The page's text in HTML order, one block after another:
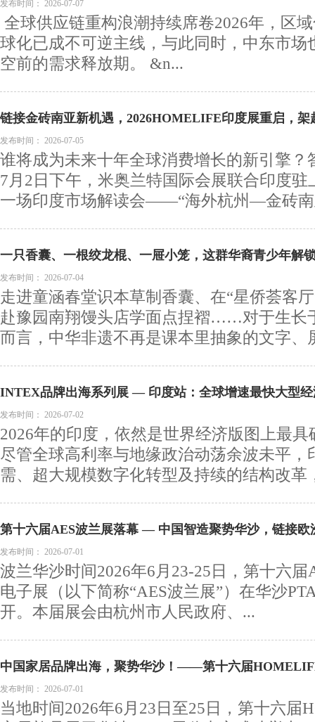
发布时间： 2026-07-07
全球供应链重构浪潮持续席卷2026年，区
球化已成不可逆主线，与此同时，中东市场
空前的需求释放期。 &n...
链接金砖南亚新机遇，2026HOMELIFE印度展重启，架
发布时间： 2026-07-05
谁将成为未来十年全球消费增长的新引擎？
7月2日下午，米奥兰特国际会展联合印度驻
一场印度市场解读会——“海外杭州—金砖南
一只香囊、一根绞龙棍、一屉小笼，这群华裔青少年解
发布时间： 2026-07-04
走进童涵春堂识本草制香囊、在“星侨荟客
赴豫园南翔馒头店学面点捏褶……对于生长
而言，中华非遗不再是课本里抽象的文字、
INTEX品牌出海系列展 — 印度站：全球增速最快大型经
速爆发
发布时间： 2026-07-02
2026年的印度，依然是世界经济版图上最
尽管全球高利率与地缘政治动荡余波未平，
需、超大规模数字化转型及持续的结构改革
第十六届AES波兰展落幕 — 中国智造聚势华沙，链接欧
发布时间： 2026-07-01
波兰华沙时间2026年6月23-25日，第十六届
电子展（以下简称“AES波兰展”）在华沙
开。本届展会由杭州市人民政府、...
中国家居品牌出海，聚势华沙！——第十六届
利举办！
发布时间： 2026-07-01
当地时间2026年6月23日至25日，第十六届